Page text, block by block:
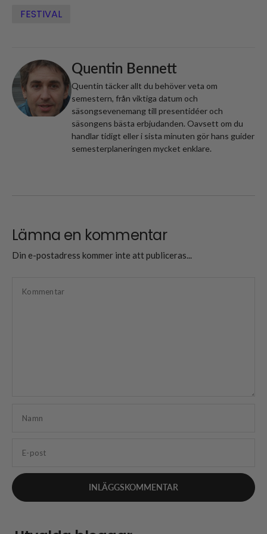
FESTIVAL
Quentin Bennett
Quentin täcker allt du behöver veta om
semestern, från viktiga datum och
säsongsevenemang till presentidéer och
säsongens bästa erbjudanden. Oavsett om du
handlar tidigt eller i sista minuten gör hans guider
semesterplaneringen mycket enklare.
Lämna en kommentar
Din e-postadress kommer inte att publiceras...
Kommentar
Namn
E-post